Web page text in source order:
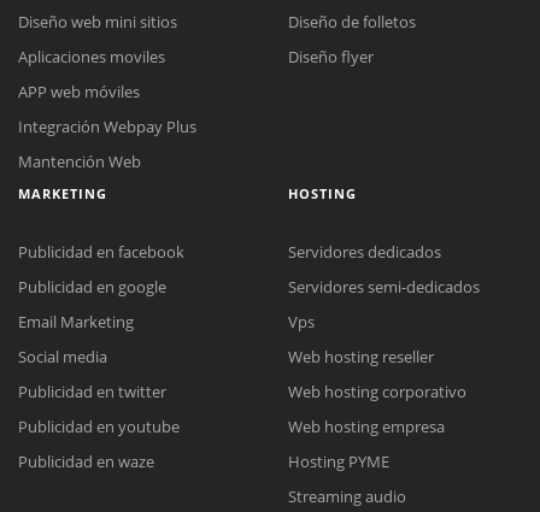
Reunión online
Meet para la reunión online.
Cotización
Chat Online
Todos nuestros ejecutivos están fuera de línea. Complete el formulario
Diseño web mini sitios
Aplicaciones moviles
APP web móviles
Integración Webpay Plus
Mantención Web
Diseño de folletos
Diseño flyer
MARKETING
Publicidad en facebook
Publicidad en google
Email Marketing
Social media
Publicidad en twitter
Publicidad en youtube
Publicidad en waze
HOSTING
Servidores dedicados
Servidores semi-dedicados
Vps
Web hosting reseller
Web hosting corporativo
Web hosting empresa
Hosting PYME
Streaming audio